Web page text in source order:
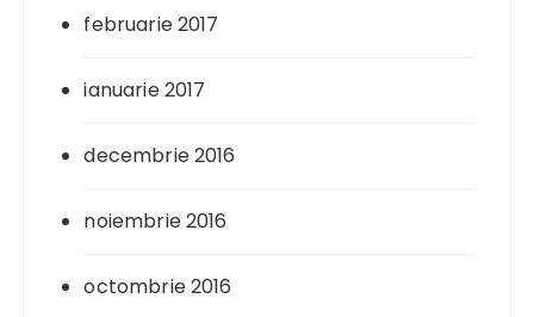
februarie 2017
ianuarie 2017
decembrie 2016
noiembrie 2016
octombrie 2016